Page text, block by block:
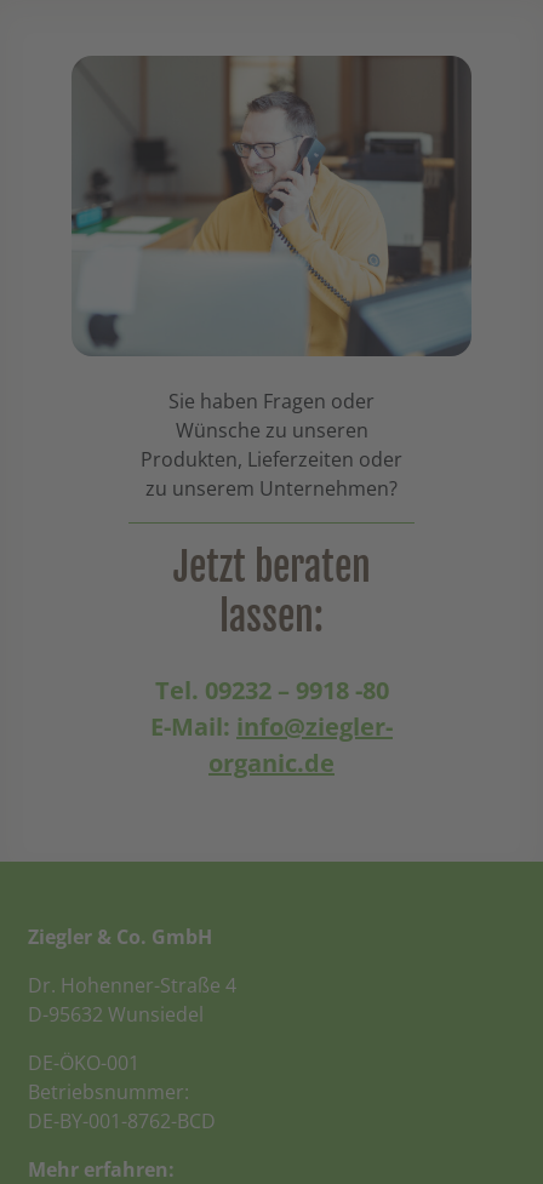
Sie haben Fragen oder
Wünsche zu unseren
Produkten, Lieferzeiten oder
zu unserem Unternehmen?
Jetzt beraten
lassen:
Tel. 09232 – 9918 -80
E-Mail: info@ziegler-
organic.de
Ziegler & Co. GmbH
Dr. Hohenner-Straße 4
D-95632 Wunsiedel
DE-ÖKO-001
Betriebsnummer:
DE-BY-001-8762-BCD
Mehr erfahren: